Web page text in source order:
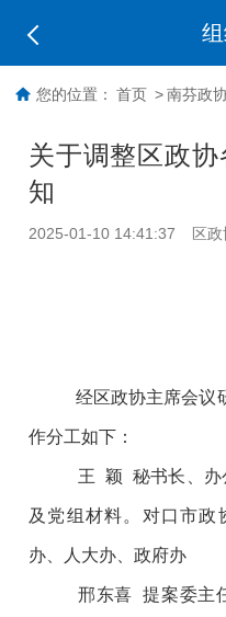
您的位置： 首页 > 南芬政
关于调整区政
知
2025-01-10 14:41:37 区政
经区政协主席会议
作分工如下：
王 颖 秘书长、办
及党组材料。对口市政
办、人大办、政府办
邢东喜 提案委主